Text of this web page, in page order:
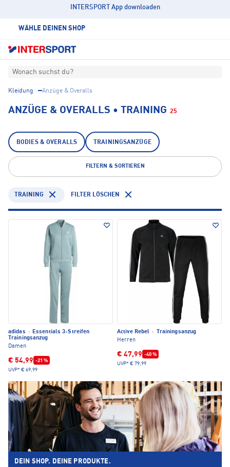
INTERSPORT App downloaden
WÄHLE DEINEN SHOP
Wonach suchst du?
Kleidung Anzüge & Overalls
ANZÜGE & OVERALLS • TRAINING 25
BODIES & OVERALLS TRAININGSANZÜGE
FILTERN & SORTIEREN
TRAINING FILTER LÖSCHEN
adidas ·
Essentials 3-Streifen
Trainingsanzug
Damen
€ 54,99 -21 %
UVP* € 69,99
Active Rebel ·
Trainingsanzug
Herren
€ 47,99 -40 %
UVP* € 79,99
DEIN SHOP. DEINE PRODUKTE.